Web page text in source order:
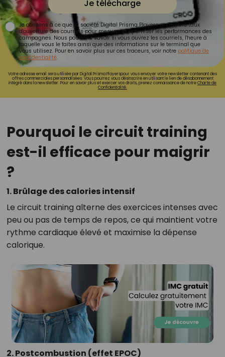
Je télécharge
Je consens à ce que la société Digital Prisma Players analyse le taux
d'ouverture des courriels pour mesurer et optimiser les performances des
campagnes. Nous pourrons savoir si vous ouvrez les courriels, l'heure à
laquelle vous le faites ainsi que des informations sur le terminal que
vous utilisez. Pour en savoir plus sur ces traceurs, voir notre politique de
confidentialité.
Votre adresse email sera utilisée par Digital Prisma Playerspour vous envoyer votre newsletter contenant des
offres commerciales personnalisées. Vous pourrez vous désinscrire en utilisant le lien de désabonnement
intégré dans la newsletter. Pour en savoir plus et exercer vos droits, prenez connaissance de notreCharte de
Confidentialité.
Pourquoi le circuit training
est-il efficace pour maigrir
?
1. Brûlage des calories intensif
Le circuit training alterne des exercices intenses avec
peu ou pas de temps de repos, ce qui maintient votre
rythme cardiaque élevé et maximise la dépense
calorique.
2. Postcombustion (effet EPOC)